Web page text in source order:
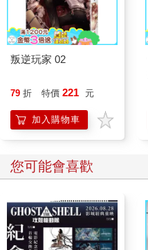
叛逆玩家 02
79 折 特價 221 元
加入購物車
您可能會喜歡